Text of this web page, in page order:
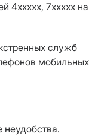
4ххххх, 7ххххх на
служб
мобильных